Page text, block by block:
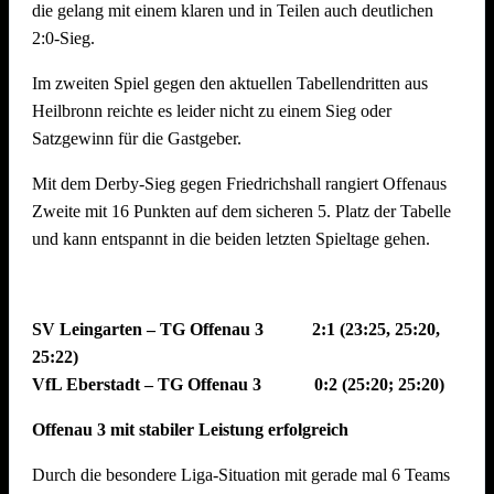
Offenauer Spiel.
ob Annahme oder Feldabwehr, nahezu jeder Ball landete
perfekt bei den Zuspielerinnen. Diese nutzten die Präzision
brillant aus, bewegten den starken Mittelblock der Gäste so
eigenen Angriffs hatten.
Fazit: Vizemeisterschaft im Visier
den2. Tabellenplatz und hat nun drei Punkte Vorsprung auf
die gelang mit einem klaren und in Teilen auch deutlichen
2:0-Sieg.
Im zweiten Spiel gegen den aktuellen Tabellendritten aus
Heilbronn reichte es leider nicht zu einem Sieg oder
Satzgewinn für die Gastgeber.
Mit dem Derby-Sieg gegen Friedrichshall rangiert Offenaus
Zweite mit 16 Punkten auf dem sicheren 5. Platz der Tabelle
und kann entspannt in die beiden letzten Spieltage gehen.
SV Leingarten – TG Offenau 3 2:1 (23:25, 25:20,
25:22)
VfL Eberstadt – TG Offenau 3 0:2 (25:20; 25:20)
Offenau 3 mit stabiler Leistung erfolgreich
Durch die besondere Liga-Situation mit gerade mal 6 Teams